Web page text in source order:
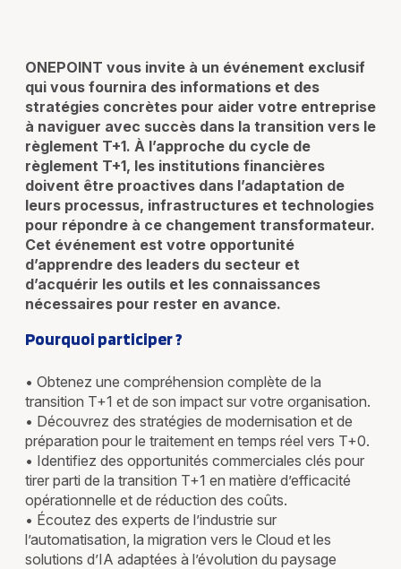
ONEPOINT vous invite à un événement exclusif
qui vous fournira des informations et des
stratégies concrètes pour aider votre entreprise
à naviguer avec succès dans la transition vers le
règlement T+1. À l’approche du cycle de
règlement T+1, les institutions financières
doivent être proactives dans l’adaptation de
leurs processus, infrastructures et technologies
pour répondre à ce changement transformateur.
Cet événement est votre opportunité
d’apprendre des leaders du secteur et
d’acquérir les outils et les connaissances
nécessaires pour rester en avance.
Pourquoi participer ?
• Obtenez une compréhension complète de la
transition T+1 et de son impact sur votre organisation.
• Découvrez des stratégies de modernisation et de
préparation pour le traitement en temps réel vers T+0.
• Identifiez des opportunités commerciales clés pour
tirer parti de la transition T+1 en matière d’efficacité
opérationnelle et de réduction des coûts.
• Écoutez des experts de l’industrie sur
l’automatisation, la migration vers le Cloud et les
solutions d’IA adaptées à l’évolution du paysage